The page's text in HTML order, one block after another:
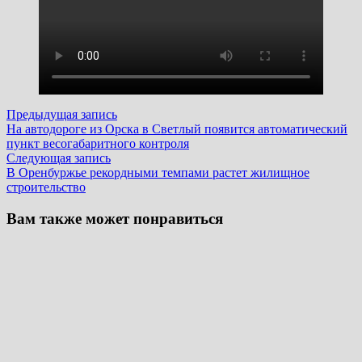
Навигация
по
записям
Предыдущая записьПредыдущая
запись:
На автодороге из Орска в Светлый появится автоматический
пункт весогабаритного контроля
Следующая записьСледующая
запись:
В Оренбуржье рекордными темпами растет жилищное
строительство
Вам также может понравиться